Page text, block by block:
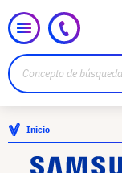
Inicio